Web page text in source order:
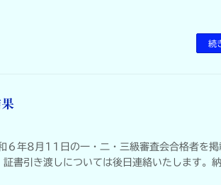
続
年8月11日の一・二・三級審査会合格者を掲
書引き渡しについては後日連絡いたします。